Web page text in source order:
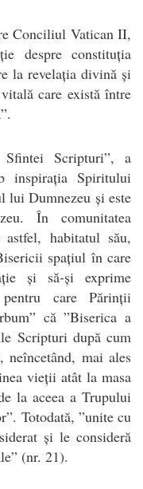
Conciliul Vatican II,
despre constituția
la revelația divină și
care există între
Scripturi”, a
inspirația Spiritului
lui Dumnezeu și este
În comunitatea
habitatul său,
spațiul în care
și să-și exprime
care Părinții
că ”Biserica a
Scripturi după cum
mai ales
vieții atât la masa
la aceea a Trupului
Totodată, ”unite cu
și le consideră
(nr. 21).